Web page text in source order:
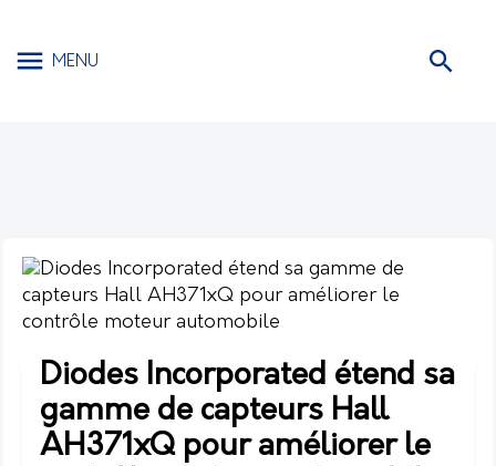
MENU
Diodes Incorporated étend sa
gamme de capteurs Hall
AH371xQ pour améliorer le